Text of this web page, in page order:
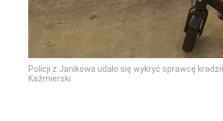
Policji z Janikowa udało się wykryć sprawcę
Kaźmierski